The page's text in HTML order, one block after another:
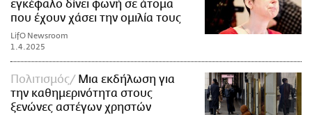
εγκέφαλο δίνει φωνή σε άτομα
που έχουν χάσει την ομιλία τους
LifO Newsroom
1.4.2025
Πολιτισμός
Μια εκδήλωση για
την καθημερινότητα στους
ξενώνες αστέγων χρηστών